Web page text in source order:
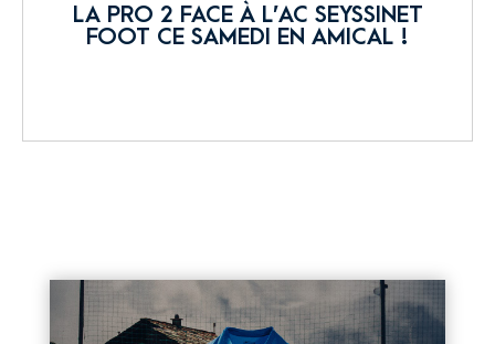
LA PRO 2 FACE À L’AC SEYSSINET
FOOT CE SAMEDI EN AMICAL !